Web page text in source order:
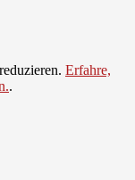
Erfahre,
.